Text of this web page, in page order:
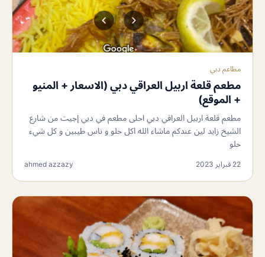
مطاعم دبي
مطعم قلعة اربيل العراقي دبي (الاسعار + المنيو
+ الموقع)
مطعم قلعة اربيل العراقي دبي احلى مطعم في دبي إجيت من شارع
الشيخ زايد لين عندكم ماشاء الله اكل حلو و ناس طيبين و كل شيء
حلو
22 فبراير 2023 ahmed azzazy